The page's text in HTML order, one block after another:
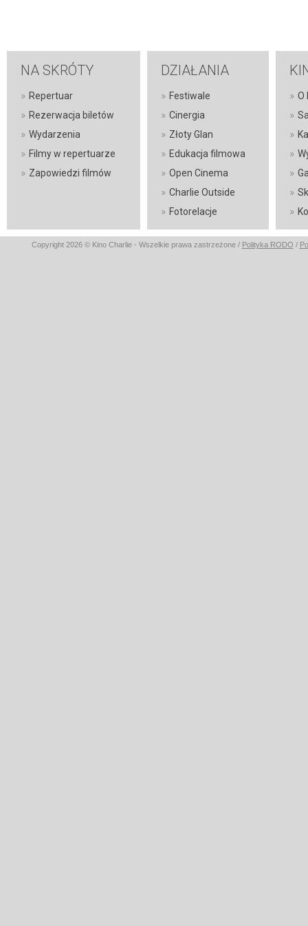
NA SKRÓTY
» Repertuar
» Rezerwacja biletów
» Wydarzenia
» Filmy w repertuarze
» Zapowiedzi filmów
DZIAŁANIA
» Festiwale
» Cinergia
» Złoty Glan
» Edukacja filmowa
» Open Cinema
» Charlie Outside
» Fotorelacje
» O
»
»
»
»
»
»
Copyright 2026 © Kino Charlie - Wszelkie prawa zastrzeżone / Polityka RODO /